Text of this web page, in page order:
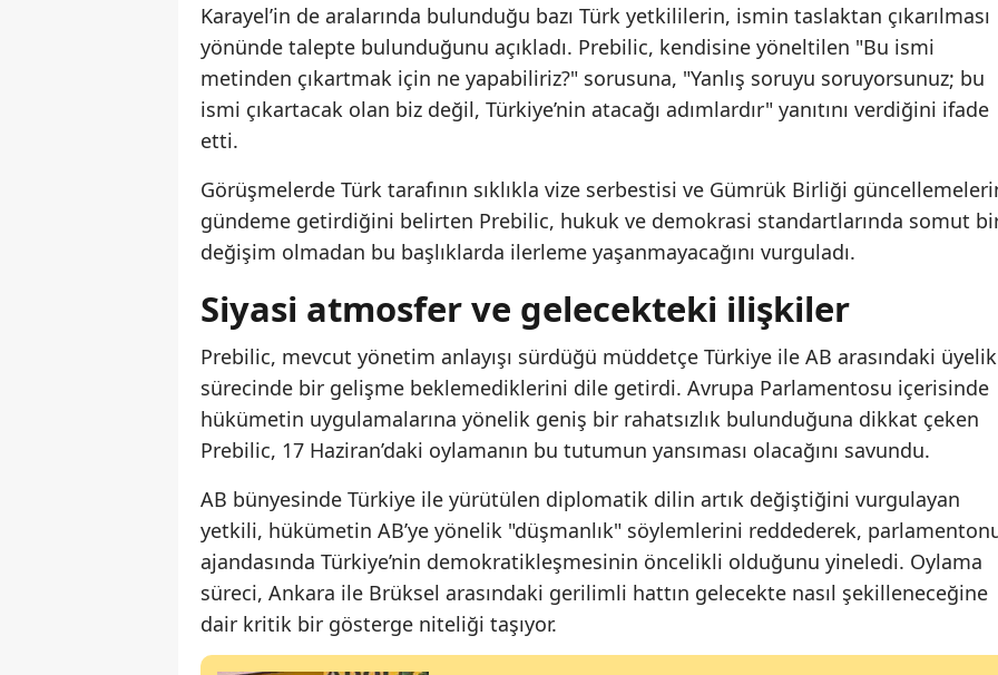
Karayel’in de aralarında bulunduğu bazı Türk yetkililerin, ismin taslaktan çıkarılması
yönünde talepte bulunduğunu açıkladı. Prebilic, kendisine yöneltilen "Bu ismi
metinden çıkartmak için ne yapabiliriz?" sorusuna, "Yanlış soruyu soruyorsunuz; bu
ismi çıkartacak olan biz değil, Türkiye’nin atacağı adımlardır" yanıtını verdiğini ifade
etti.
Görüşmelerde Türk tarafının sıklıkla vize serbestisi ve Gümrük Birliği
gündeme getirdiğini belirten Prebilic, hukuk ve demokrasi standartlarında somut
değişim olmadan bu başlıklarda ilerleme yaşanmayacağını vurguladı.
Siyasi atmosfer ve gelecekteki ilişkiler
Prebilic, mevcut yönetim anlayışı sürdüğü müddetçe Türkiye ile AB arasındaki üyelik
sürecinde bir gelişme beklemediklerini dile getirdi. Avrupa Parlamentosu içerisinde
hükümetin uygulamalarına yönelik geniş bir rahatsızlık bulunduğuna dikkat çeken
Prebilic, 17 Haziran’daki oylamanın bu tutumun yansıması olacağını savundu.
AB bünyesinde Türkiye ile yürütülen diplomatik dilin artık değiştiğini vurgulayan
yetkili, hükümetin AB’ye yönelik "düşmanlık" söylemlerini reddederek,
ajandasında Türkiye’nin demokratikleşmesinin öncelikli olduğunu yineledi. Oylama
süreci, Ankara ile Brüksel arasındaki gerilimli hattın gelecekte nasıl şekilleneceğine
dair kritik bir gösterge niteliği taşıyor.